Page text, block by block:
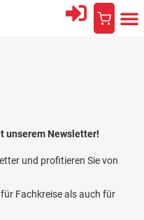
unserem Newsletter!
und profitieren Sie von
Fachkreise als auch für